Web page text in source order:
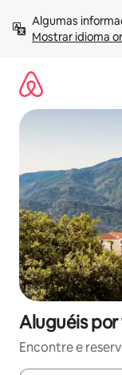
para
Mostrar idioma
Aluguéis
Encontre e